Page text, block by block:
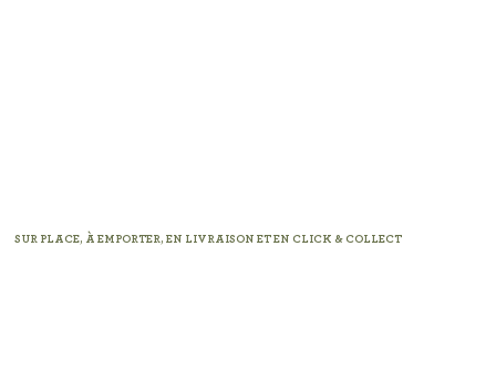
SUR PLACE, À EMPORTER, EN LIVRAISON ET EN CLICK & COLLECT